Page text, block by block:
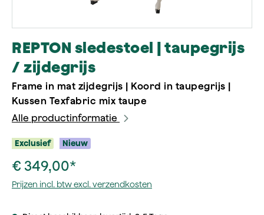
REPTON sledestoel | taupegrijs
/ zijdegrijs
Frame in mat zijdegrijs | Koord in taupegrijs |
Kussen Texfabric mix taupe
Alle productinformatie
Exclusief Nieuw
€ 349,00*
Prijzen incl. btw excl. verzendkosten